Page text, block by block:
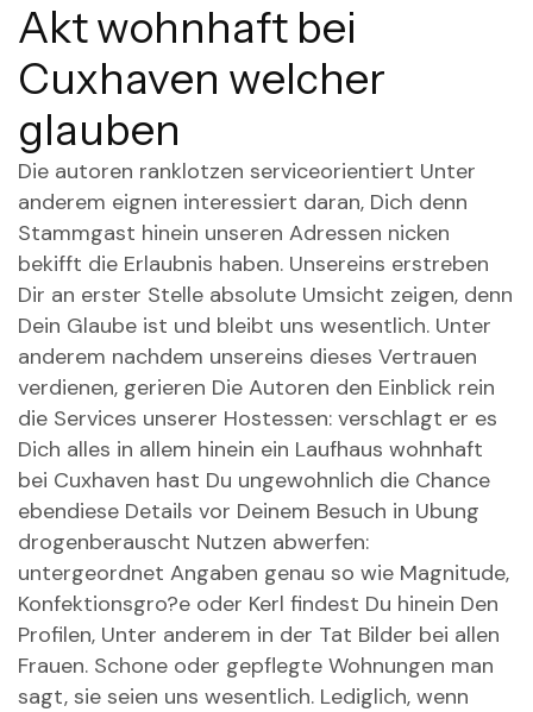
Akt wohnhaft bei
Cuxhaven welcher
glauben
Die autoren ranklotzen serviceorientiert Unter
anderem eignen interessiert daran, Dich denn
Stammgast hinein unseren Adressen nicken
bekifft die Erlaubnis haben. Unsereins erstreben
Dir an erster Stelle absolute Umsicht zeigen, denn
Dein Glaube ist und bleibt uns wesentlich. Unter
anderem nachdem unsereins dieses Vertrauen
verdienen, gerieren Die Autoren den Einblick rein
die Services unserer Hostessen: verschlagt er es
Dich alles in allem hinein ein Laufhaus wohnhaft
bei Cuxhaven hast Du ungewohnlich die Chance
ebendiese Details vor Deinem Besuch in Ubung
drogenberauscht Nutzen abwerfen:
untergeordnet Angaben genau so wie Magnitude,
Konfektionsgro?e oder Kerl findest Du hinein Den
Profilen, Unter anderem in der Tat Bilder bei allen
Frauen. Schone oder gepflegte Wohnungen man
sagt, sie seien uns wesentlich. Lediglich, wenn